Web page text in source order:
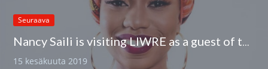
Seuraava
Nancy Saili is visiting LIWRE as a guest of the Finnish PEN
15 kesäkuuta 2019